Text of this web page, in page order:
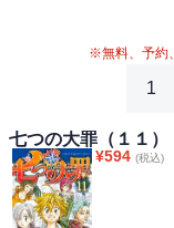
※無料、予約
1
七つの大罪（１１）
¥594 (税込)